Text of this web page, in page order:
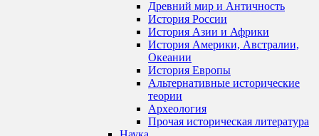
Древний мир и Античность
История России
История Азии и Африки
История Америки, Австралии,
Океании
История Европы
Альтернативные исторические
теории
Археология
Прочая историческая литература